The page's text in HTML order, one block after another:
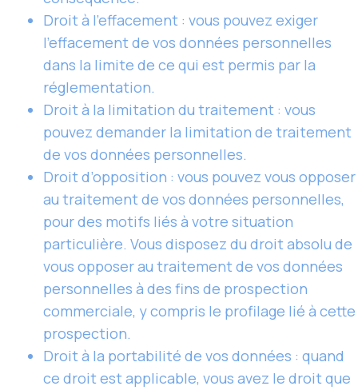
Droit à l’effacement : vous pouvez exiger
l’effacement de vos données personnelles
dans la limite de ce qui est permis par la
réglementation.
Droit à la limitation du traitement : vous
pouvez demander la limitation de traitement
de vos données personnelles.
Droit d’opposition : vous pouvez vous opposer
au traitement de vos données personnelles,
pour des motifs liés à votre situation
particulière. Vous disposez du droit absolu de
vous opposer au traitement de vos données
personnelles à des fins de prospection
commerciale, y compris le profilage lié à cette
prospection.
Droit à la portabilité de vos données : quand
ce droit est applicable, vous avez le droit que